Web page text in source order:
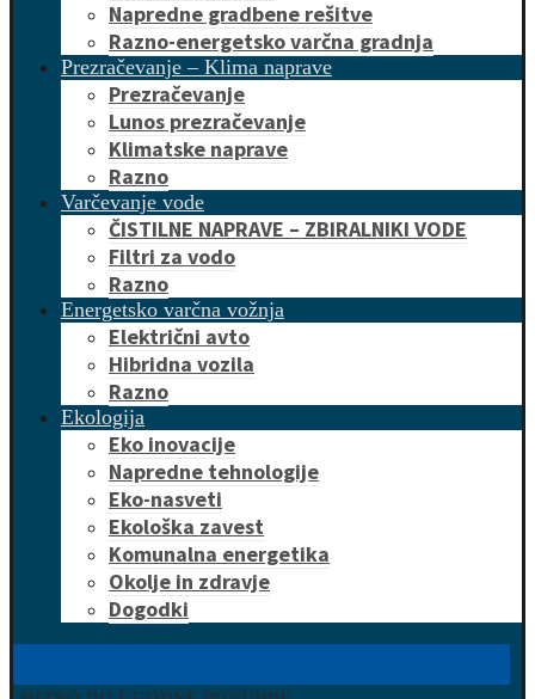
Napredne gradbene rešitve
Razno-energetsko varčna gradnja
Prezračevanje – Klima naprave
Prezračevanje
Lunos prezračevanje
Klimatske naprave
Razno
Varčevanje vode
ČISTILNE NAPRAVE – ZBIRALNIKI VODE
Filtri za vodo
Razno
Energetsko varčna vožnja
Električni avto
Hibridna vozila
Razno
Ekologija
Eko inovacije
Napredne tehnologije
Eko-nasveti
Ekološka zavest
Komunalna energetika
Okolje in zdravje
Dogodki